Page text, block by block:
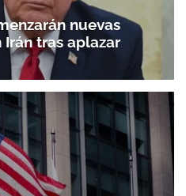
nuevas
tras aplazar